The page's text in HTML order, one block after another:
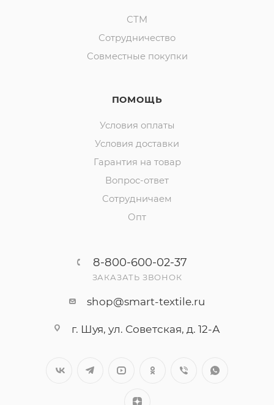
СТМ
Сотрудничество
Совместные покупки
ПОМОЩЬ
Условия оплаты
Условия доставки
Гарантия на товар
Вопрос-ответ
Сотрудничаем
Опт
8-800-600-02-37
ЗАКАЗАТЬ ЗВОНОК
shop@smart-textile.ru
г. Шуя, ул. Советская, д. 12-А